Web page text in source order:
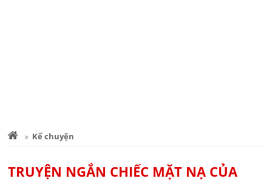
Kể chuyện
TRUYỆN NGẮN CHIẾC MẶT NẠ CỦA